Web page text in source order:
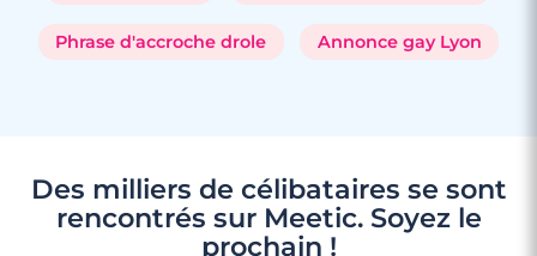
Phrase d'accroche drole Annonce gay Lyon
Des milliers de célibataires se sont
rencontrés sur Meetic. Soyez le
prochain !